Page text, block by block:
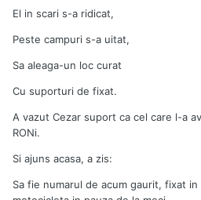
El in scari s-a ridicat,
Peste campuri s-a uitat,
Sa aleaga-un loc curat
Cu suporturi de fixat.
A vazut Cezar suport ca cel care l-a
RONi.
Si ajuns acasa, a zis:
Sa fie numarul de acum gaurit, fixat